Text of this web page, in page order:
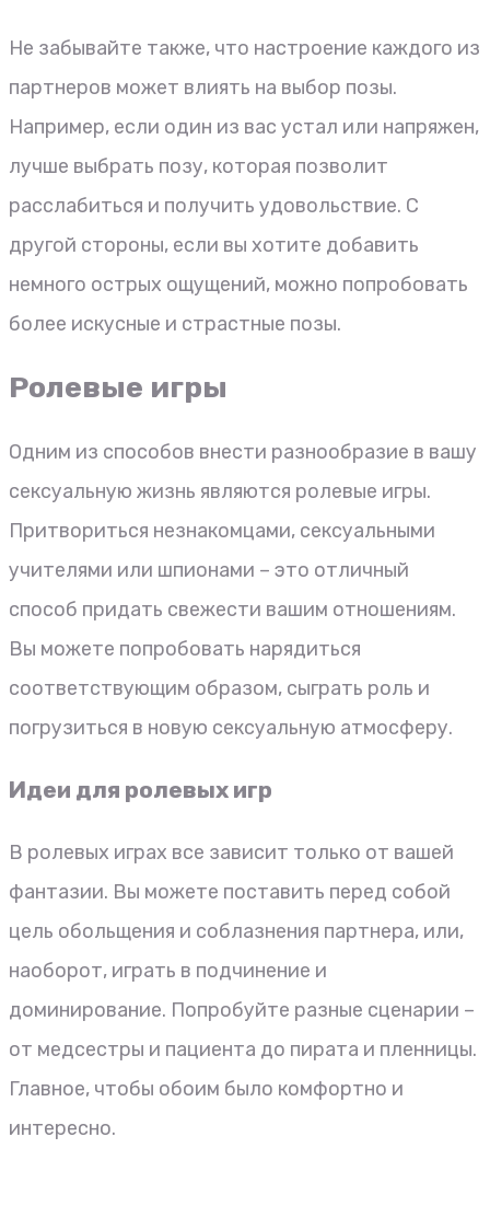
Не забывайте также, что настроение каждого из
партнеров может влиять на выбор позы.
Например, если один из вас устал или напряжен,
лучше выбрать позу, которая позволит
расслабиться и получить удовольствие. С
другой стороны, если вы хотите добавить
немного острых ощущений, можно попробовать
более искусные и страстные позы.
Ролевые игры
Одним из способов внести разнообразие в вашу
сексуальную жизнь являются ролевые игры.
Притвориться незнакомцами, сексуальными
учителями или шпионами – это отличный
способ придать свежести вашим отношениям.
Вы можете попробовать нарядиться
соответствующим образом, сыграть роль и
погрузиться в новую сексуальную атмосферу.
Идеи для ролевых игр
В ролевых играх все зависит только от вашей
фантазии. Вы можете поставить перед собой
цель обольщения и соблазнения партнера, или,
наоборот, играть в подчинение и
доминирование. Попробуйте разные сценарии –
от медсестры и пациента до пирата и пленницы.
Главное, чтобы обоим было комфортно и
интересно.